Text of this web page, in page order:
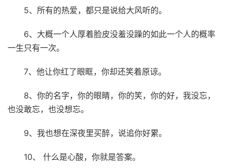
5、所有的热爱，都只是说给大风听的。
6、大概一个人厚着脸皮没羞没躁的如此一个人的概率
一生只有一次。
7、他让你红了眼眶，你却还笑着原谅。
8、你的名字，你的眼睛，你的笑，你的好，我没忘，
也没敢忘，也没想忘。
9、我也想在深夜里买醉，说追你好累。
10、 什么是心酸，你就是答案。